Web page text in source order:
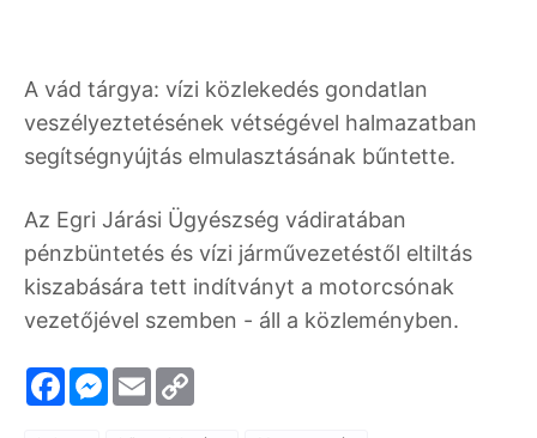
A vád tárgya: vízi közlekedés gondatlan
veszélyeztetésének vétségével halmazatban
segítségnyújtás elmulasztásának bűntette.
Az Egri Járási Ügyészség vádiratában
pénzbüntetés és vízi járművezetéstől eltiltás
kiszabására tett indítványt a motorcsónak
vezetőjével szemben - áll a közleményben.
F
a
c
M
e
s
E
m
a